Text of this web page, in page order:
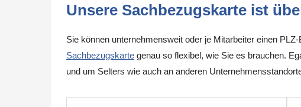
Unsere Sachbezugskarte ist
Sie können unternehmensweit oder je Mitarbeiter einen
Sachbezugskarte genau so flexibel, wie Sie es brauchen.
und um Selters wie auch an anderen